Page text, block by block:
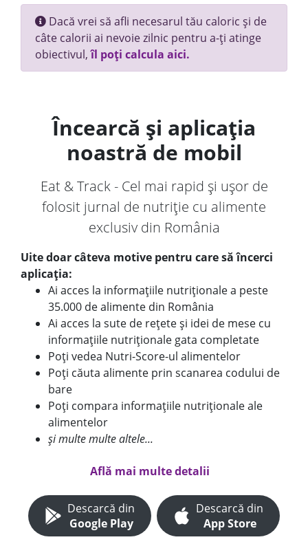
Dacă vrei să afli necesarul tău caloric și de
câte calorii ai nevoie zilnic pentru a-ți atinge
obiectivul,îl poți calcula aici.
Încearcă și aplicația
noastră de mobil
Eat & Track - Cel mai rapid și ușor de
folosit jurnal de nutriție cu alimente
exclusiv din România
Uite doar câteva motive pentru care să încerci
aplicația:
Ai acces la informațiile nutriționale a peste
35.000 de alimente din România
Ai acces la sute de rețete și idei de mese cu
informațiile nutriționale gata completate
Poți vedea Nutri-Score-ul alimentelor
Poți căuta alimente prin scanarea codului de
bare
Poți compara informațiile nutriționale ale
alimentelor
și multe multe altele...
Află mai multe detalii
Descarcă din
Google Play
Descarcă din
App Store